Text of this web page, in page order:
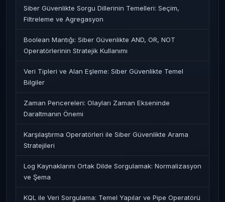
Siber Güvenlikte Sorgu Dillerinin Temelleri: Seçim,
Filtreleme ve Agregasyon
Boolean Mantığı: Siber Güvenlikte AND, OR, NOT
Operatörlerinin Stratejik Kullanımı
Veri Tipleri ve Alan Eşleme: Siber Güvenlikte Temel
Bilgiler
Zaman Pencereleri: Olayları Zaman Ekseninde
Daraltmanın Önemi
Karşılaştırma Operatörleri ile Siber Güvenlikte Arama
Stratejileri
Log Kaynaklarını Ortak Dilde Sorgulamak: Normalizasyon
ve Şema
KQL ile Veri Sorgulama: Temel Yapılar ve Pipe Operatörü